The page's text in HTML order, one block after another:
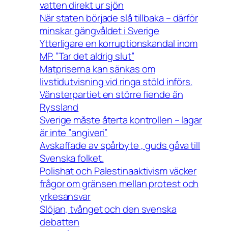
vatten direkt ur sjön
När staten började slå tillbaka – därför
minskar gängvåldet i Sverige
Ytterligare en korruptionskandal inom
MP. ”Tar det aldrig slut”
Matpriserna kan sänkas om
livstidutvisning vid ringa stöld införs.
Vänsterpartiet en större fiende än
Ryssland
Sverige måste återta kontrollen – lagar
är inte ”angiveri”
Avskaffade av spårbyte , guds gåva till
Svenska folket.
Polishat och Palestinaaktivism väcker
frågor om gränsen mellan protest och
yrkesansvar
Slöjan, tvånget och den svenska
debatten